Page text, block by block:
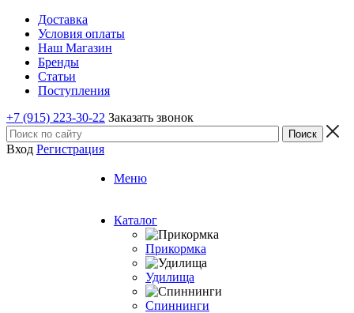
Доставка
Условия оплаты
Наш Магазин
Бренды
Статьи
Поступления
+7 (915) 223-30-22 Заказать звонок
Вход Регистрация
Меню
Каталог
Прикормка
Удилища
Спиннинги